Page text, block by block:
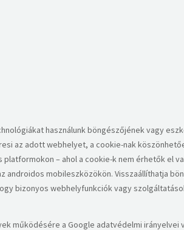
használunk böngészőjének vagy
az adott webhelyet, a cookie-nak
– ahol a cookie-k nem érhetők el
mobileszközökön. Visszaállíthatja
bizonyos webhelyfunkciók vagy
működésére a Google adatvédelmi irányelvei